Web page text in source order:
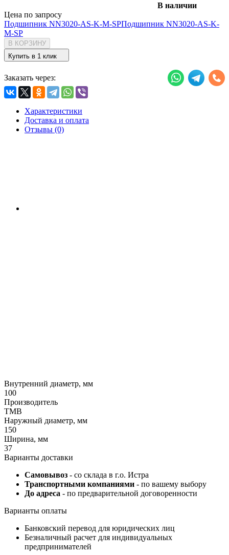
В наличии
Цена по запросу
Подшипник NN3020-AS-K-M-SPПодшипник NN3020-AS-K-
M-SP
В КОРЗИНУ
Купить в 1 клик
Заказать через:
Характеристики
Доставка и оплата
Отзывы (0)
Внутренний диаметр, мм
100
Производитель
TMB
Наружный диаметр, мм
150
Ширина, мм
37
Варианты доставки
Самовывоз - со склада в г.о. Истра
Транспортными компаниями - по вашему выбору
До адреса - по предварительной договоренности
Варианты оплаты
Банковский перевод для юридических лиц
Безналичный расчет для индивидуальных
предпринимателей